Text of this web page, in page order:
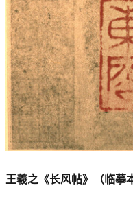
王羲之《长风帖》（临摹